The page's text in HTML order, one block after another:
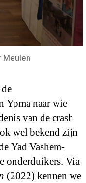
Meulen
Ypma naar wie
van de crash
wel bekend zijn
Yad Vashem-
onderduikers. Via
(2022) kennen we